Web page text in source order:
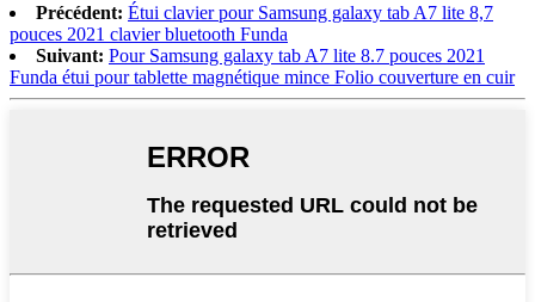
Précédent: Étui clavier pour Samsung galaxy tab A7 lite 8,7
pouces 2021 clavier bluetooth Funda
Suivant: Pour Samsung galaxy tab A7 lite 8.7 pouces 2021
Funda étui pour tablette magnétique mince Folio couverture en cuir